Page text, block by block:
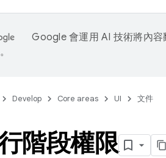
Google 會運用 AI 技術將內容
Develop Core areas UI 文件
階段權限